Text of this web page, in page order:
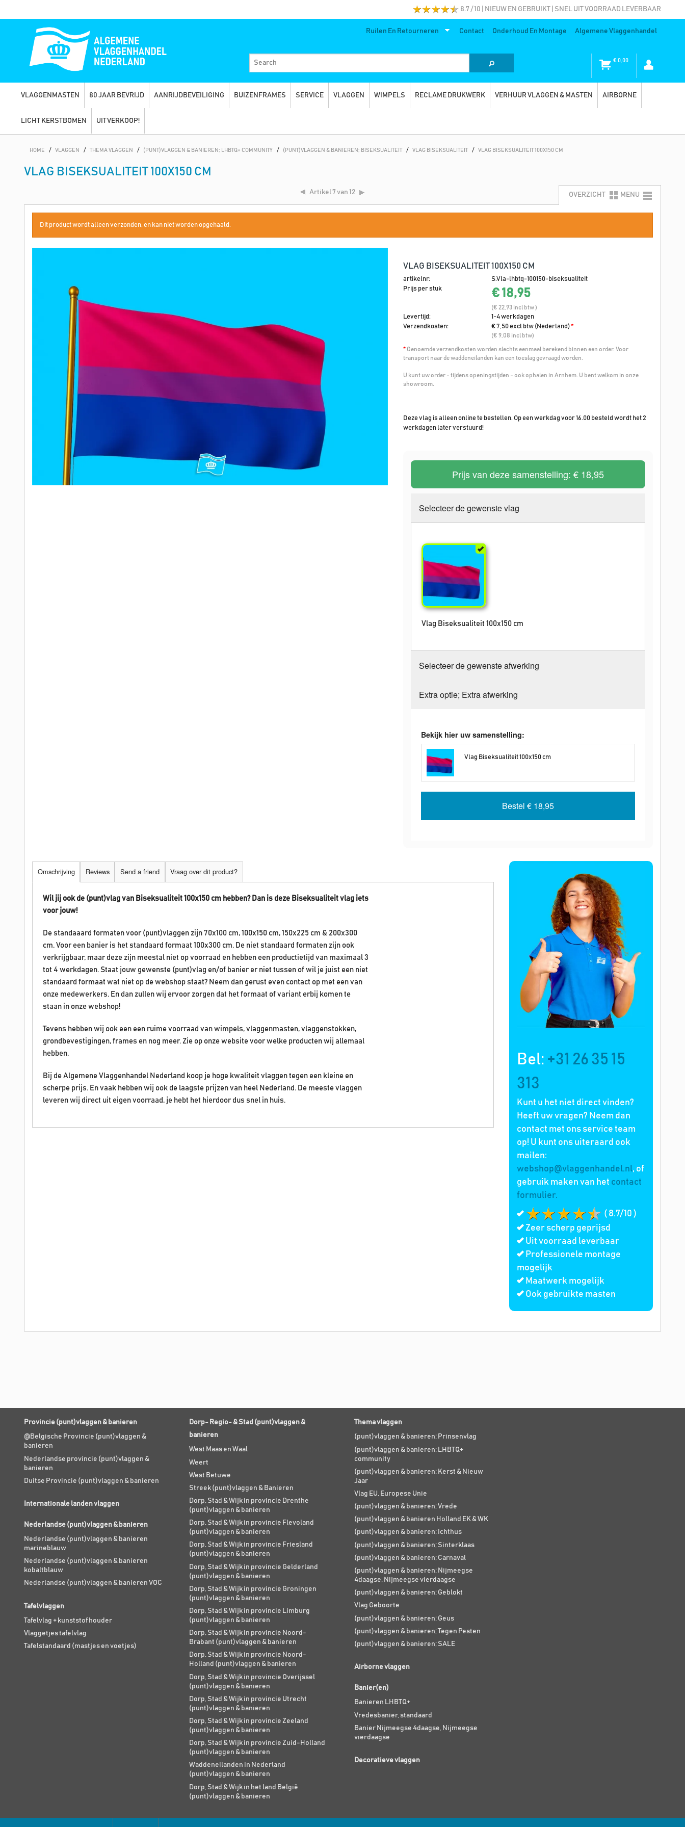
8.7 / 10 | NIEUW EN GEBRUIKT | SNEL UIT VOORRAAD LEVERBAAR
Ruilen En Retourneren Contact Onderhoud En Montage Algemene Vlaggenhandel
€0,00
VLAGGENMASTEN 80 JAAR BEVRIJD AANRIJDBEVEILIGING BUIZENFRAMES SERVICE VLAGGEN WIMPELS RECLAME DRUKWERK VERHUUR VLAGGEN & MASTEN AIRBORNE
LICHT KERSTBOMEN UITVERKOOP!
HOME / VLAGGEN / THEMA VLAGGEN / (PUNT)VLAGGEN & BANIEREN; LHBTQ+ COMMUNITY / (PUNT)VLAGGEN & BANIEREN; BISEKSUALITEIT / VLAG BISEKSUALITEIT / VLAG BISEKSUALITEIT 100X150 CM
VLAG BISEKSUALITEIT 100X150 CM
Artikel7 van 12 OVERZICHT MENU
Dit product wordt alleen verzonden, en kan niet worden opgehaald.
VLAG BISEKSUALITEIT 100X150 CM
artikelnr:
S.Vla-lhbtq-100150-biseksualiteit
Prijs per stuk
€ 18,95
(€ 22,93 incl btw )
Levertijd:
1-4 werkdagen
Verzendkosten:
€ 7,50 excl btw (Nederland)*
(€ 9,08 incl btw)
* Genoemde verzendkosten worden slechts eenmaal berekend binnen een order. Voor
transport naar de waddeneilanden kan een toeslag gevraagd worden.
U kunt uw order - tijdens openingstijden - ook ophalen in Arnhem. U bent welkom in onze
showroom.
Deze vlag is alleen online te bestellen. Op een werkdag voor 16.00 besteld wordt het 2
werkdagen later verstuurd!
Prijs van deze samenstelling: € 18,95
Selecteer de gewenste vlag
Vlag Biseksualiteit 100x150 cm
Selecteer de gewenste afwerking
Extra optie; Extra afwerking
Bekijk hier uw samenstelling:
Vlag Biseksualiteit 100x150 cm
Bestel € 18,95
Bel: +31 26 35 15
313
Kunt u het niet direct vinden?
Heeft uw vragen? Neem dan
contact met ons service team
op! U kunt ons uiteraard ook
mailen:
webshop@vlaggenhandel.nl, of
gebruik maken van het contact
formulier.
( 8.7/10 )
Zeer scherp geprijsd
Uit voorraad leverbaar
Professionele montage
mogelijk
Maatwerk mogelijk
Ook gebruikte masten
Omschrijving Reviews Send a friend Vraag over dit product?
Wil jij ook de (punt)vlag van Biseksualiteit 100x150 cm hebben? Dan is deze Biseksualiteit vlag iets
voor jouw!
De standaaard formaten voor (punt)vlaggen zijn 70x100 cm, 100x150 cm, 150x225 cm & 200x300
cm. Voor een banier is het standaard formaat 100x300 cm. De niet standaard formaten zijn ook
verkrijgbaar, maar deze zijn meestal niet op voorraad en hebben een productietijd van maximaal 3
tot 4 werkdagen. Staat jouw gewenste (punt)vlag en/of banier er niet tussen of wil je juist een niet
standaard formaat wat niet op de webshop staat? Neem dan gerust even contact op met een van
onze medewerkers. En dan zullen wij ervoor zorgen dat het formaat of variant erbij komen te
staan in onze webshop!
Tevens hebben wij ook een een ruime voorraad van wimpels, vlaggenmasten, vlaggenstokken,
grondbevestigingen, frames en nog meer. Zie op onze website voor welke producten wij allemaal
hebben.
Bij de Algemene Vlaggenhandel Nederland koop je hoge kwaliteit vlaggen tegen een kleine en
scherpe prijs. En vaak hebben wij ook de laagste prijzen van heel Nederland. De meeste vlaggen
leveren wij direct uit eigen voorraad, je hebt het hierdoor dus snel in huis.
Provincie (punt)vlaggen & banieren
@Belgische Provincie (punt)vlaggen &
banieren
Nederlandse provincie (punt)vlaggen &
banieren
Duitse Provincie (punt)vlaggen & banieren
Internationale landen vlaggen
Nederlandse (punt)vlaggen & banieren
Nederlandse (punt)vlaggen & banieren
marineblauw
Nederlandse (punt)vlaggen & banieren
kobaltblauw
Nederlandse (punt)vlaggen & banieren VOC
Tafelvlaggen
Tafelvlag + kunststof houder
Vlaggetjes tafelvlag
Tafelstandaard (mastjes en voetjes)
Dorp- Regio- & Stad (punt)vlaggen &
banieren
West Maas en Waal
Weert
West Betuwe
Streek (punt)vlaggen & Banieren
Dorp, Stad & Wijk in provincie Drenthe
(punt)vlaggen & banieren
Dorp, Stad & Wijk in provincie Flevoland
(punt)vlaggen & banieren
Dorp, Stad & Wijk in provincie Friesland
(punt)vlaggen & banieren
Dorp, Stad & Wijk in provincie Gelderland
(punt)vlaggen & banieren
Dorp, Stad & Wijk in provincie Groningen
(punt)vlaggen & banieren
Dorp, Stad & Wijk in provincie Limburg
(punt)vlaggen & banieren
Dorp, Stad & Wijk in provincie Noord-
Brabant (punt)vlaggen & banieren
Dorp, Stad & Wijk in provincie Noord-
Holland (punt)vlaggen & banieren
Dorp, Stad & Wijk in provincie Overijssel
(punt)vlaggen & banieren
Dorp, Stad & Wijk in provincie Utrecht
(punt)vlaggen & banieren
Dorp, Stad & Wijk in provincie Zeeland
(punt)vlaggen & banieren
Dorp, Stad & Wijk in provincie Zuid-Holland
(punt)vlaggen & banieren
Waddeneilanden in Nederland
(punt)vlaggen & banieren
Dorp, Stad & Wijk in het land België
(punt)vlaggen & banieren
Thema vlaggen
(punt)vlaggen & banieren; Prinsenvlag
(punt)vlaggen & banieren; LHBTQ+
community
(punt)vlaggen & banieren; Kerst & Nieuw
Jaar
Vlag EU, Europese Unie
(punt)vlaggen & banieren; Vrede
(punt)vlaggen & banieren Holland EK & WK
(punt)vlaggen & banieren; Ichthus
(punt)vlaggen & banieren; Sinterklaas
(punt)vlaggen & banieren; Carnaval
(punt)vlaggen & banieren; Nijmeegse
4daagse, Nijmeegse vierdaagse
(punt)vlaggen & banieren; Geblokt
Vlag Geboorte
(punt)vlaggen & banieren; Geus
(punt)vlaggen & banieren; Tegen Pesten
(punt)vlaggen & banieren; SALE
Airborne vlaggen
Banier(en)
Banieren LHBTQ+
Vredesbanier, standaard
Banier Nijmeegse 4daagse, Nijmeegse
vierdaagse
Decoratieve vlaggen